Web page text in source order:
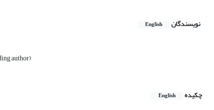
نویسندگان English
author)
چکیده
English